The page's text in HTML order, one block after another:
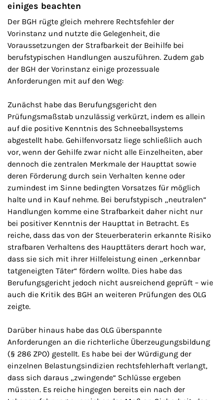
einiges beachten
Der BGH rügte gleich mehrere Rechtsfehler der
Vorinstanz und nutzte die Gelegenheit, die
Voraussetzungen der Strafbarkeit der Beihilfe bei
berufstypischen Handlungen auszuführen. Zudem gab
der BGH der Vorinstanz einige prozessuale
Anforderungen mit auf den Weg:
Zunächst habe das Berufungsgericht den
Prüfungsmaßstab unzulässig verkürzt, indem es allein
auf die positive Kenntnis des Schneeballsystems
abgestellt habe. Gehilfenvorsatz liege schließlich auch
vor, wenn der Gehilfe zwar nicht alle Einzelheiten, aber
dennoch die zentralen Merkmale der Haupttat sowie
deren Förderung durch sein Verhalten kenne oder
zumindest im Sinne bedingten Vorsatzes für möglich
halte und in Kauf nehme. Bei berufstypisch „neutralen“
Handlungen komme eine Strafbarkeit daher nicht nur
bei positiver Kenntnis der Haupttat in Betracht. Es
reiche, dass das von der Steuerberaterin erkannte Risiko
strafbaren Verhaltens des Haupttäters derart hoch war,
dass sie sich mit ihrer Hilfeleistung einen „erkennbar
tatgeneigten Täter“ fördern wollte. Dies habe das
Berufungsgericht jedoch nicht ausreichend geprüft – wie
auch die Kritik des BGH an weiteren Prüfungen des OLG
zeigte.
Darüber hinaus habe das OLG überspannte
Anforderungen an die richterliche Überzeugungsbildung
(§ 286 ZPO) gestellt. Es habe bei der Würdigung der
einzelnen Belastungsindizien rechtsfehlerhaft verlangt,
dass sich daraus „zwingende“ Schlüsse ergeben
müssten. Es reiche hingegen bereits ein nach der